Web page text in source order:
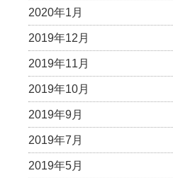
2020年1月
2019年12月
2019年11月
2019年10月
2019年9月
2019年7月
2019年5月